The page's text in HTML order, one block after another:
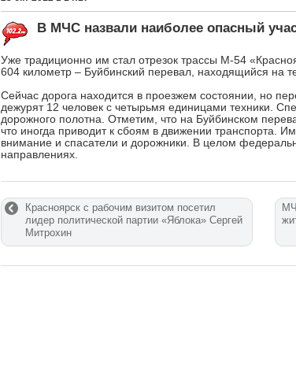
В МЧС назвали наиболее опасный
Уже традиционно им стал отрезок трассы М-54
604 километр – Буйбинский перевал, находящийся на
Сейчас дорога находится в проезжем состоянии, но
дежурят 12 человек с четырьмя единицами техники.
дорожного полотна. Отметим, что на Буйбинском
что иногда приводит к сбоям в движении транспорта.
внимание и спасатели и дорожники. В целом
направлениях.
Красноярск с рабочим визитом посетил
лидер политической партии «Яблока» Сергей
Митрохин